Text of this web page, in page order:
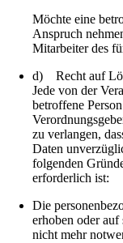
Möchte eine
Anspruch
Mitarbeiter des
d) Recht auf
Jede von der
betroffene
zu verlangen,
Daten
folgenden
erforderlich ist:
Die
erhoben oder
nicht mehr